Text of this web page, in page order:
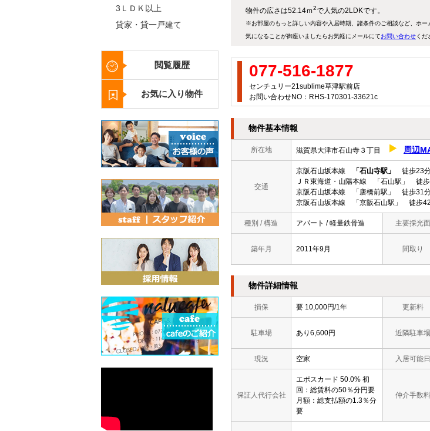
物件の広さは52.14ｍ2で人気の2LDKです。
※お部屋のもっと詳しい内容や入居時期、諸条件のご相談など、ホ
気になることが御座いましたらお気軽にメールにてお問い合わせくだ
077-516-1877
センチュリー21sublime草津駅前店
お問い合わせNO：RHS-170301-33621c
物件基本情報
所在地 滋賀県大津市石山寺３丁目 周辺
交通
京阪石山坂本線 「石山寺駅」
徒歩23
ＪＲ東海道・山陽本線 「石山駅」 徒
京阪石山坂本線 「唐橋前駅」 徒歩31
京阪石山坂本線 「京阪石山駅」 徒歩
種別 / 構造 アパート / 軽量鉄骨造 主要採光面
築年月 2011年9月 間取り
物件詳細情報
損保 要 10,000円/1年 更新料
駐車場 あり6,600円 近隣駐車場
現況 空家 入居可能日
保証人代行会社
エポスカード 50.0% 初
回：総賃料の50％分円要
月額：総支払額の1.3％分
要
仲介手数料
3ＬＤＫ以上
貸家・貸一戸建て
閲覧履歴
お気に入り物件